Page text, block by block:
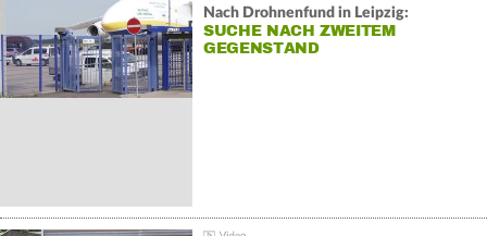
Nach Drohnenfund in Leipzig:
SUCHE NACH ZWEITEM
GEGENSTAND